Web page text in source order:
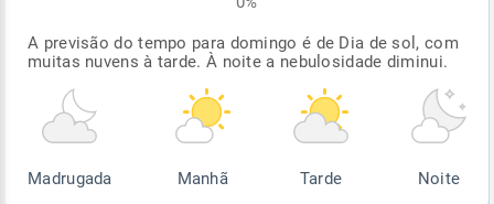
A previsão do tempo para domingo é de Dia de sol, com
muitas nuvens à tarde. À noite a nebulosidade diminui.
Madrugada Manhã Tarde Noite